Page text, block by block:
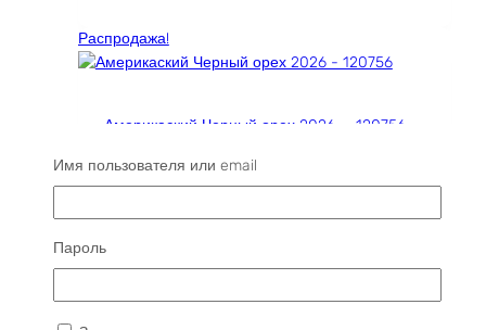
5498 ₽.
Распродажа!
Америкаский Черный орех 2026 — 120756
Д×Ш×Т: 1800×150-150×35 мм
4181₽Первоначальная
3267₽Текущая
Имя пользователя или email
Пароль